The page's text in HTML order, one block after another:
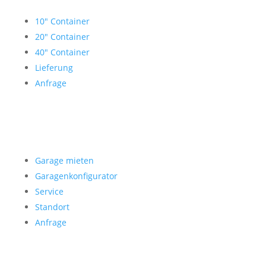
10″ Container
20″ Container
40″ Container
Lieferung
Anfrage
Garage mieten
Garagenkonfigurator
Service
Standort
Anfrage